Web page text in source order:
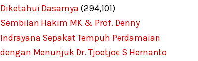
Diketahui Dasarnya (294,101)
Sembilan Hakim MK & Prof. Denny
Indrayana Sepakat Tempuh Perdamaian
dengan Menunjuk Dr. Tjoetjoe S Hernanto